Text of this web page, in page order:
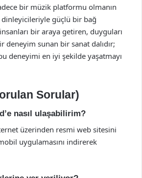
bir müzik platformu olmanın
güçlü bir bağ
bir araya getiren, duyguları
deneyim sunan bir sanat dalıdır;
deneyimi en iyi şekilde yaşatmayı
Sorular)
nasıl ulaşabilirim?
üzerinden resmi web sitesini
uygulamasını indirerek